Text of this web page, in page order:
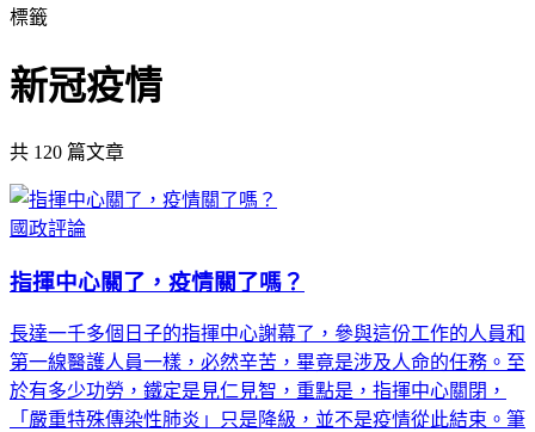
標籤
新冠疫情
共 120 篇文章
國政評論
指揮中心關了，疫情關了嗎？
長達一千多個日子的指揮中心謝幕了，參與這份工作的人員和
第一線醫護人員一樣，必然辛苦，畢竟是涉及人命的任務。至
於有多少功勞，鐵定是見仁見智，重點是，指揮中心關閉，
「嚴重特殊傳染性肺炎」只是降級，並不是疫情從此結束。筆